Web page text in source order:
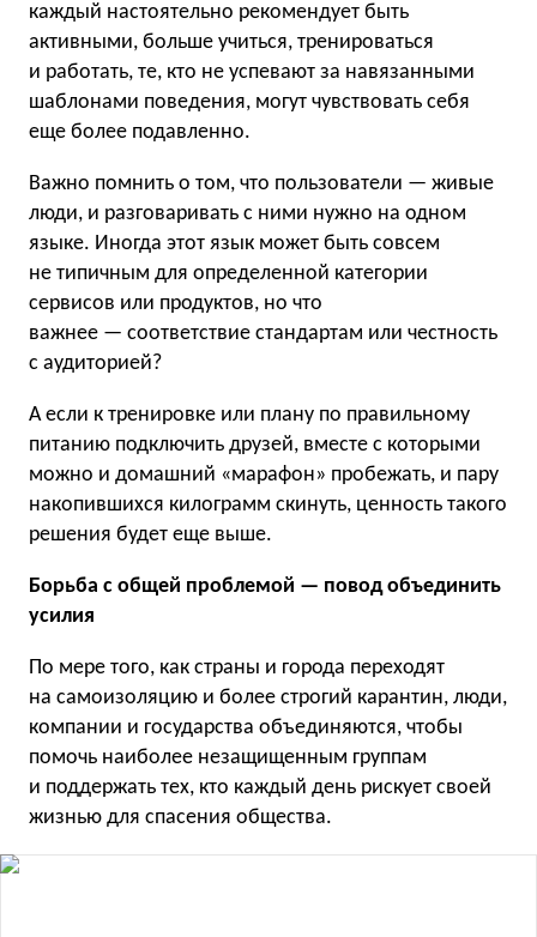
каждый настоятельно рекомендует быть
активными, больше учиться, тренироваться
и работать, те, кто не успевают за навязанными
шаблонами поведения, могут чувствовать себя
еще более подавленно.
Важно помнить о том, что пользователи — живые
люди, и разговаривать с ними нужно на одном
языке. Иногда этот язык может быть совсем
не типичным для определенной категории
сервисов или продуктов, но что
важнее — соответствие стандартам или честность
с аудиторией?
А если к тренировке или плану по правильному
питанию подключить друзей, вместе с которыми
можно и домашний «марафон» пробежать, и пару
накопившихся килограмм скинуть, ценность такого
решения будет еще выше.
Борьба с общей проблемой — повод объединить
усилия
По мере того, как страны и города переходят
на самоизоляцию и более строгий карантин, люди,
компании и государства объединяются, чтобы
помочь наиболее незащищенным группам
и поддержать тех, кто каждый день рискует своей
жизнью для спасения общества.